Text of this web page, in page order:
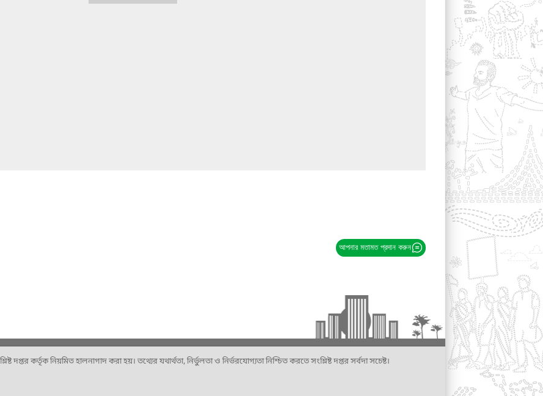
আপনার মতামত প্রদান করুন
দপ্তর কর্তৃক নিয়মিত হালনাগাদ করা হয়। তথ্যের যথার্থতা, নির্ভুলতা ও নির্ভরযোগ্যতা নিশ্চিত করতে সংশ্লিষ্ট দপ্তর সর্বদা সচেষ্ট।